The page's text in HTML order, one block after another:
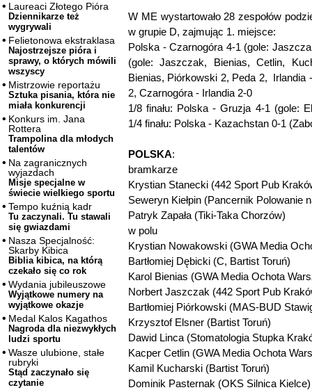
Laureaci Złotego Pióra
Dziennikarze też
wygrywali
Felietonowa ekstraklasa
Najostrzejsze pióra i
sprawy, o których mówili
wszyscy
Mistrzowie reportażu
Sztuka pisania, która nie
miała konkurencji
Konkurs im. Jana
Rottera
Trampolina dla młodych
talentów
Na zagranicznych
wyjazdach
Misje specjalne w
świecie wielkiego sportu
Tempo kuźnią kadr
Tu zaczynali. Tu stawali
się gwiazdami
Nasza Specjalność:
Skarby Kibica
Biblia kibica, na którą
czekało się co rok
Wydania jubileuszowe
Wyjątkowe numery na
wyjątkowe okazje
Medal Kalos Kagathos
Nagroda dla niezwykłych
ludzi sportu
Wasze ulubione, stałe
rubryki
Stąd zaczynało się
czytanie
W ME wystartowało 28 zespołów
w grupie D, zajmując 1. miejsce:
Polska - Czarnogóra 4-1 (gole:
(gole: Jaszczak, Bienias, Cetlin,
Bienias, Piórkowski 2, Peda 2, Irlandia
2, Czarnogóra - Irlandia 2-0
1/8 finału: Polska - Gruzja 4-1 (gole:
1/4 finału: Polska - Kazachstan 0-1
POLSKA:
bramkarze
Krystian Stanecki (442 Sport Pub
Seweryn Kiełpin (Pancernik Polowanie
Patryk Zapała (Tiki-Taka Chorzów)
w polu
Krystian Nowakowski (GWA Media
Bartłomiej Dębicki (C, Bartist Toruń)
Karol Bienias (GWA Media Ochota
Norbert Jaszczak (442 Sport Pub
Bartłomiej Piórkowski (MAS-BUD
Krzysztof Elsner (Bartist Toruń)
Dawid Linca (Stomatologia Stupka
Kacper Cetlin (GWA Media Ochota
Kamil Kucharski (Bartist Toruń)
Dominik Pasternak (OKS Silnica Kielce)